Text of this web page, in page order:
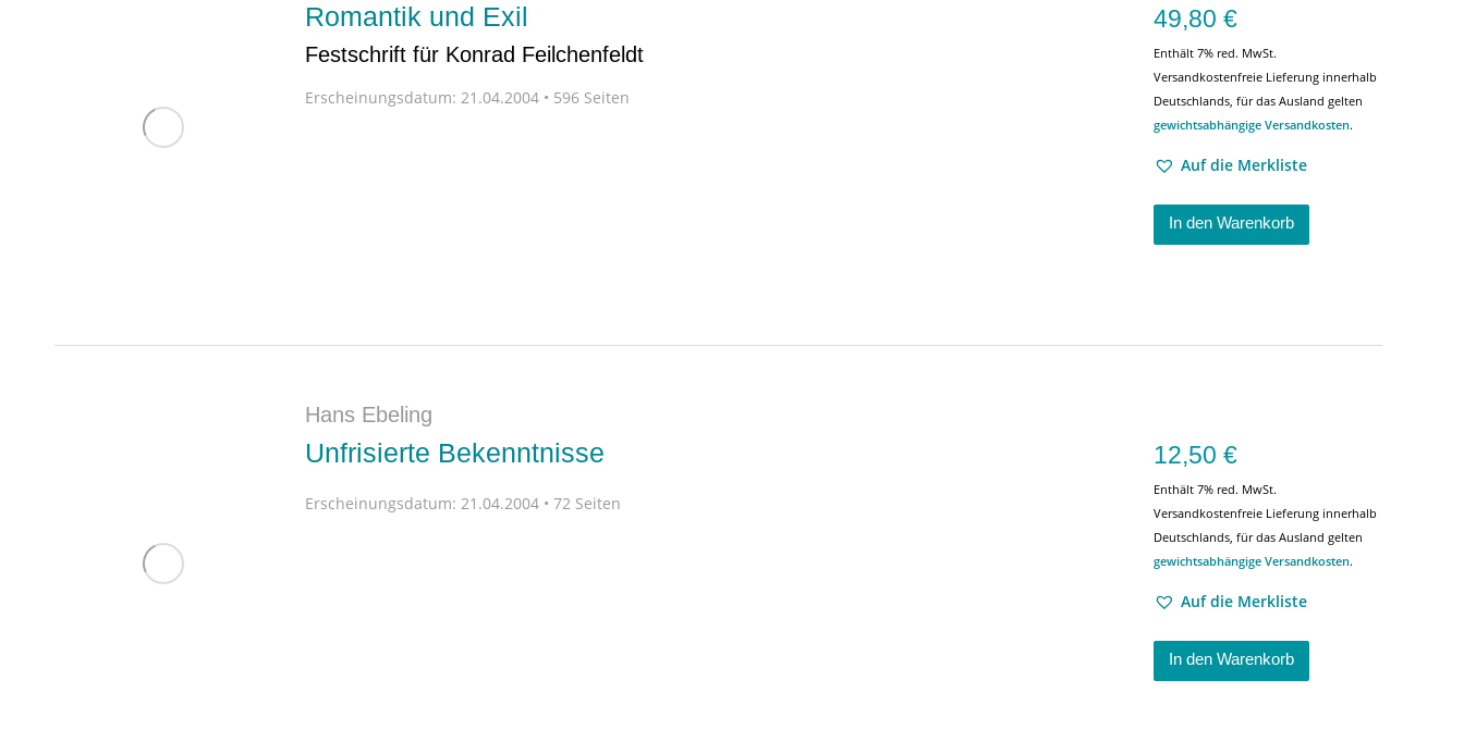
Romantik und Exil
Festschrift für Konrad Feilchenfeldt
Erscheinungsdatum: 21.04.2004 • 596 Seiten
49,80 €
Enthält 7% red. MwSt.
Versandkostenfreie Lieferung innerhalb
Deutschlands, für das Ausland gelten
gewichtsabhängige Versandkosten.
Auf die Merkliste
In den Warenkorb
Hans Ebeling
Unfrisierte Bekenntnisse
Erscheinungsdatum: 21.04.2004 • 72 Seiten
12,50 €
Enthält 7% red. MwSt.
Versandkostenfreie Lieferung innerhalb
Deutschlands, für das Ausland gelten
gewichtsabhängige Versandkosten.
Auf die Merkliste
In den Warenkorb